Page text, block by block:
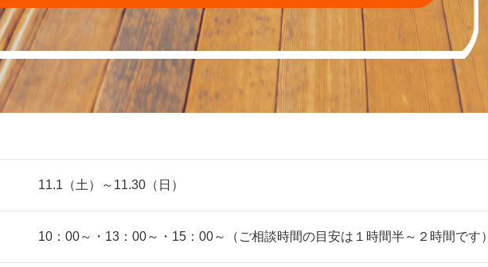
11.1（土）～11.30（日）
10：00～・13：00～・15：00～（ご相談時間の目安は１時間半～２時間です）